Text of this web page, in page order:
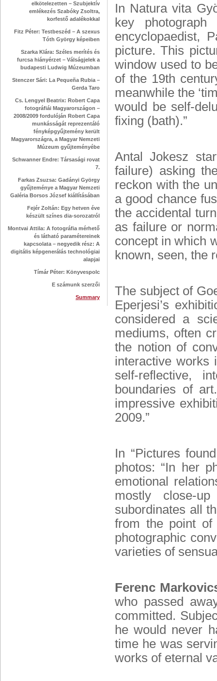
elkötelezetten – Szubjektív
emlékezés Szabóky Zsoltra,
korfestő adalékokkal
Fitz Péter: Testbeszéd – A szexus
Tóth György képeiben
Szarka Klára: Széles merítés és
furcsa hiányérzet – Válságjelek a
budapesti Ludwig Múzeumban
Stenczer Sári: La Pequeña Rubia –
Gerda Taro
Cs. Lengyel Beatrix: Robert Capa
fotográfiái Magyarországon –
2008/2009 fordulóján Robert Capa
munkásságát reprezentáló
fényképgyűjtemény került
Magyarországra, a Magyar Nemzeti
Múzeum gyűjteményébe
Schwanner Endre: Társasági rovat
7.
Farkas Zsuzsa: Gadányi György
gyűjteménye a Magyar Nemzeti
Galéria Borsos József kiállításában
Fejér Zoltán: Egy hetven éve
készült színes dia-sorozatról
Montvai Attila: A fotográfia mérhető
és látható paramétereinek
kapcsolata – negyedik rész: A
digitális képgenerálás technológiai
alapjai
Tímár Péter: Könyvespolc
E számunk szerzői
Summary
In Natura vita
key
encyclopaedist,
picture. This
window used to
of the 19th
meanwhile the
would be self-
fixing (bath).”
Antal Jokesz
failure) asking
reckon with the
a good chance
the accidental
as failure or
concept in which
known, seen, the
The subject of
Eperjesi’s
considered a
mediums, often
the notion of
interactive works
self-reflective,
boundaries of
impressive
2009.”
In “Pictures
photos: “In her
emotional
mostly close-
subordinates all
from the point of
photographic
varieties of
Ferenc
who passed
committed.
he would never
time he was
works of eternal